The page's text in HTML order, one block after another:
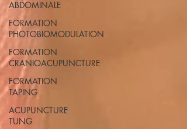
ABDOMINALE
FORMATION
PHOTOBIOMODULATION
FORMATION
CRANIOACUPUNCTURE
FORMATION
TAPING
ACUPUNCTURE
TUNG